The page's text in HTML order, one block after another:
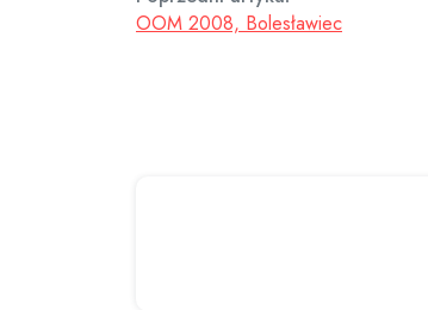
OOM 2008, Bolesławiec